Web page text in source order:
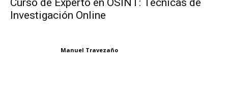
Curso de Experto en OSINT: Técnicas de
Investigación Online
Manuel Travezaño